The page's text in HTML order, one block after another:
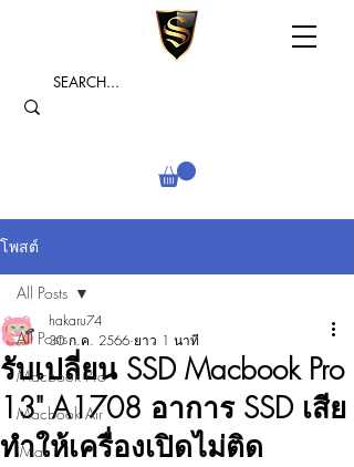
โพสต์
All Posts
Macbook Pro
Macbook Air
iMac
All Posts
รับเปลี่ยน SSD Macbook Pro
13" A1708 อาการ SSD เสีย
ทำให้เครื่องเปิดไม่ติด
hakaru74
30 ก.ค. 2566 ยาว 1 นาที